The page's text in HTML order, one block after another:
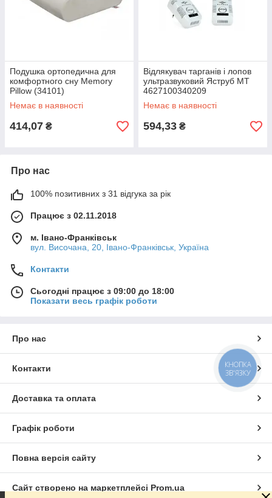
Подушка ортопедична для
комфортного сну Memory
Pillow (34101)
Немає в наявності
414,07 ₴
Відлякувач тарганів і лопов
ультразвуковий Яструб МТ
4627100340209
Немає в наявності
594,33 ₴
Про нас
100% позитивних з 31 відгука за рік
Працює з 02.11.2018
м. Івано-Франківськ
вул. Височана, 20, Івано-Франківськ, Україна
Контакти
Сьогодні працює з 09:00 до 18:00
Показати весь графік роботи
Про нас
Контакти
Доставка та оплата
Графік роботи
Повна версія сайту
Сайт створено на маркетплейсі Prom.ua
КНОПКА
ЗВ'ЯЗКУ